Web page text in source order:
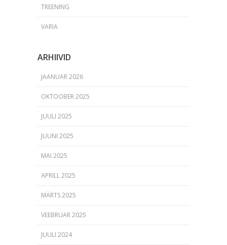
TREENING
VARIA
ARHIIVID
JAANUAR 2026
OKTOOBER 2025
JUULI 2025
JUUNI 2025
MAI 2025
APRILL 2025
MÄRTS 2025
VEEBRUAR 2025
JUULI 2024